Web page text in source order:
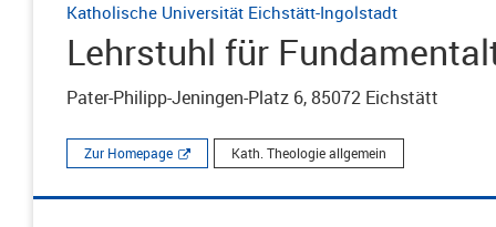
Katholische Universität Eichstätt-Ingolstadt
Lehrstuhl für
Pater-Philipp-Jeningen-Platz 6, 85072 Eichstätt
Zur Homepage Kath. Theologie allgemein